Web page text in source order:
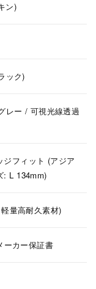
ン)
ック)
レー / 可視光線透過
ジフィット (アジア
: L 134mm)
量高耐久素材)
ーカー保証書